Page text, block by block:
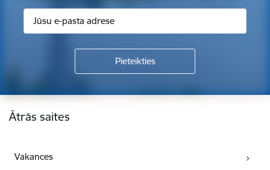
Kājene
Ātrās saites
Vakances